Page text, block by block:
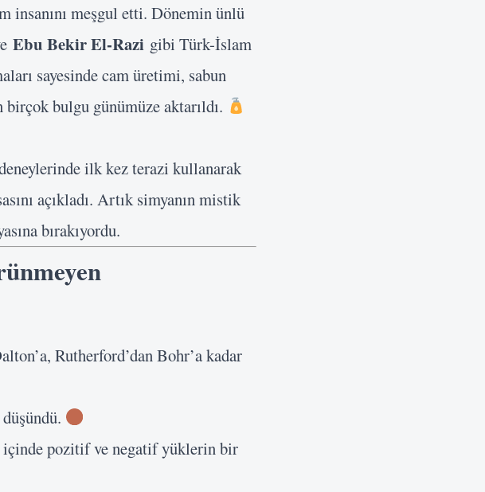
insanını meşgul etti. Dönemin ünlü
Ebu Bekir El-Razi gibi Türk-İslam
sayesinde cam üretimi, sabun
birçok bulgu günümüze aktarıldı.
ilk kez terazi kullanarak
açıkladı. Artık simyanın mistik
bırakıyordu.
Rutherford’dan Bohr’a kadar
pozitif ve negatif yüklerin bir